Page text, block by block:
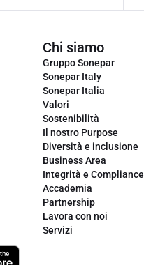
Chi siamo
Gruppo Sonepar
Sonepar Italy
Sonepar Italia
Valori
Sostenibilità
Il nostro Purpose
Diversità e inclusione
Business Area
Integrità e Compliance
Accademia
Partnership
Lavora con noi
Servizi